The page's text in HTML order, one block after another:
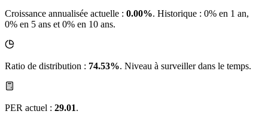
Croissance annualisée actuelle : 0.00%. Historique : 0% en 1 an,
0% en 5 ans et 0% en 10 ans.
Ratio de distribution : 74.53%. Niveau à surveiller dans le temps.
PER actuel : 29.01.